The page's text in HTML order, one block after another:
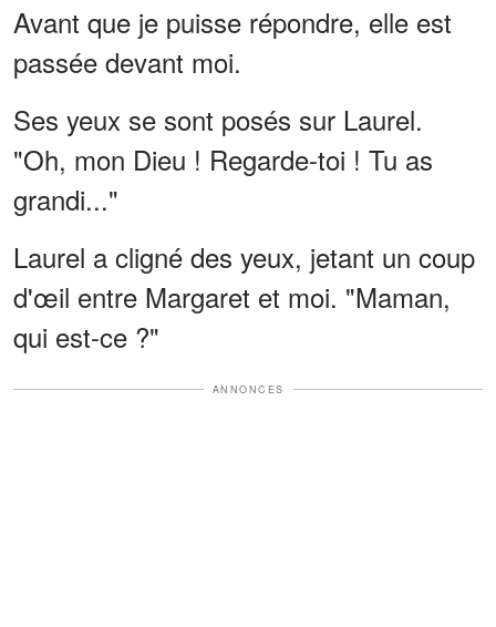
Avant que je puisse répondre, elle est
passée devant moi.
Ses yeux se sont posés sur Laurel.
"Oh, mon Dieu ! Regarde-toi ! Tu as
grandi..."
Laurel a cligné des yeux, jetant un coup
d'œil entre Margaret et moi. "Maman,
qui est-ce ?"
ANNONCES